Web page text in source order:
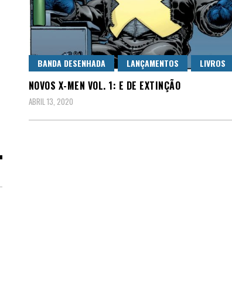
BANDA DESENHADA LANÇAMENTOS LIVROS
NOVOS X-MEN VOL. 1: E DE EXTINÇÃO
ABRIL 13, 2020